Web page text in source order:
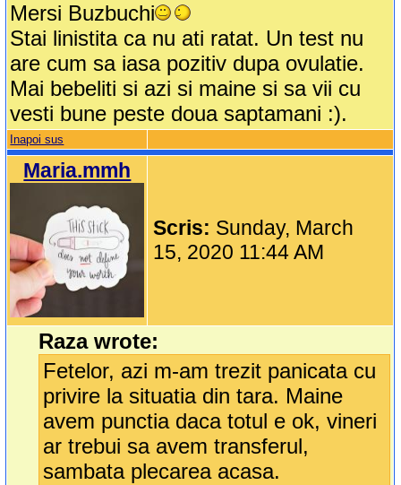
Mersi Buzbuchi
Stai linistita ca nu ati ratat. Un test nu
are cum sa iasa pozitiv dupa ovulatie.
Mai bebeliti si azi si maine si sa vii cu
vesti bune peste doua saptamani :).
Inapoi sus
Maria.mmh
Scris: Sunday, March
15, 2020 11:44 AM
Raza wrote:
Fetelor, azi m-am trezit panicata cu
privire la situatia din tara. Maine
avem punctia daca totul e ok, vineri
ar trebui sa avem transferul,
sambata plecarea acasa.